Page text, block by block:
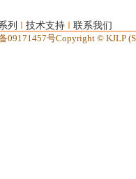
列 I 技术支持 I 联系我们
09171457号Copyright © KJLP